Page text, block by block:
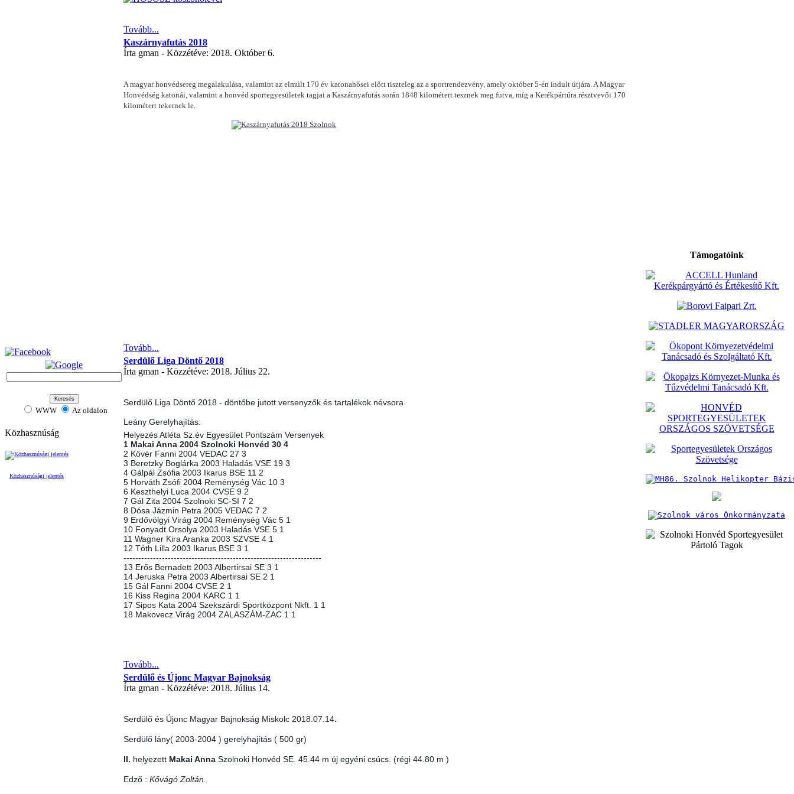
WWW Az oldalon
Közhasznúság
Közhasznúsági jelentés
Tovább...
Kaszárnyafutás 2018
Írta gman - Közzétéve: 2018. Október 6.
A magyar honvédsereg megalakulása, valamint az elmúlt 170 év katonahősei előtt tiszteleg az a sportrendezvény, amely október 5-én indult útjára. A Magyar
Honvédség katonái, valamint a honvéd sportegyesületek tagjai a Kaszárnyafutás során 1848 kilométert tesznek meg futva, míg a Kerékpártúra résztvevői 170
kilométert tekernek le.
Tovább...
Serdülő Liga Döntő 2018
Írta gman - Közzétéve: 2018. Július 22.
Serdülő Liga Döntő 2018 - döntőbe jutott versenyzők és tartalékok névsora
Leány Gerelyhajítás:
Helyezés Atléta Sz.év Egyesület Pontszám Versenyek
1 Makai Anna 2004 Szolnoki Honvéd 30 4
2 Kövér Fanni 2004 VEDAC 27 3
3 Beretzky Boglárka 2003 Haladás VSE 19 3
4 Gálpál Zsófia 2003 Ikarus BSE 11 2
5 Horváth Zsófi 2004 Reménység Vác 10 3
6 Keszthelyi Luca 2004 CVSE 9 2
7 Gál Zita 2004 Szolnoki SC-SI 7 2
8 Dósa Jázmin Petra 2005 VEDAC 7 2
9 Erdővölgyi Virág 2004 Reménység Vác 5 1
10 Fonyadt Orsolya 2003 Haladás VSE 5 1
11 Wagner Kira Aranka 2003 SZVSE 4 1
12 Tóth Lilla 2003 Ikarus BSE 3 1
-------------------------------------------------------------------
13 Erős Bernadett 2003 Albertirsai SE 3 1
14 Jeruska Petra 2003 Albertirsai SE 2 1
15 Gál Fanni 2004 CVSE 2 1
16 Kiss Regina 2004 KARC 1 1
17 Sipos Kata 2004 Szekszárdi Sportközpont Nkft. 1 1
18 Makovecz Virág 2004 ZALASZÁM-ZAC 1 1
Tovább...
Serdülő és Újonc Magyar Bajnokság
Írta gman - Közzétéve: 2018. Július 14.
Serdülő és Újonc Magyar Bajnokság Miskolc 2018.07.14.
Serdülő lány( 2003-2004 ) gerelyhajítás ( 500 gr)
II. helyezett Makai Anna Szolnoki Honvéd SE. 45.44 m új egyéni csúcs. (régi 44.80 m )
Edző : Kővágó Zoltán.
Támogatóink